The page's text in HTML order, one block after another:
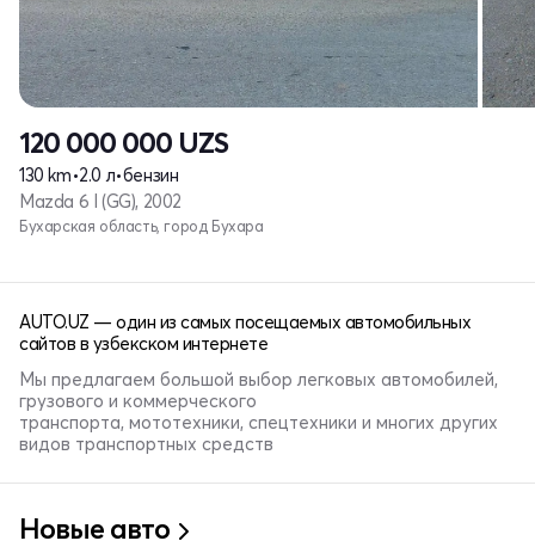
120 000 000 UZS
130 km•2.0 л•бензин
Mazda 6 I (GG), 2002
Бухарская область, город Бухара
AUTO.UZ — один из самых посещаемых автомобильных
сайтов в узбекском интернете
Мы предлагаем большой выбор легковых автомобилей,
грузового и коммерческого
транспорта, мототехники, спецтехники и многих других
видов транспортных средств
Новые авто